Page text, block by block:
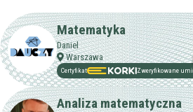
Matematyka
Daniel
Warszawa
Certyfikat Zweryfikowane
Analiza matematyczna